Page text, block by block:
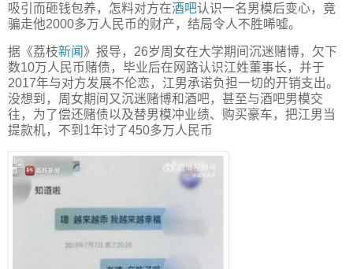
吸引而砸钱包养，怎料对方在酒吧认识一名男模后变心，竟
骗走他2000多万人民币的财产，结局令人不胜唏嘘。
据《荔枝新闻 》报导，26岁周女在大学期间沉迷赌博，欠下
数10万人民币赌债，毕业后在网路认识江姓董事长，并于
2017年与对方发展不伦恋，江男承诺负担一切的开销支出。
没想到，周女期间又沉迷赌博和酒吧，甚至与酒吧男模交
往，为了偿还赌债以及替男模冲业绩、购买豪车，把江男当
提款机，不到1年讨了450多万人民币